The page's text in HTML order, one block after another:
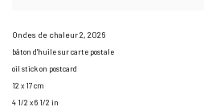
Ondes de chaleur 2, 2026
bâton d'huile sur carte postale
oil stick on postcard
12 x 17 cm
4 1/2 x 6 1/2 in